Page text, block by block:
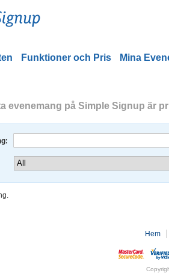
Funktioner och Pris Mina
evenemang på Simple Signup är
Hem